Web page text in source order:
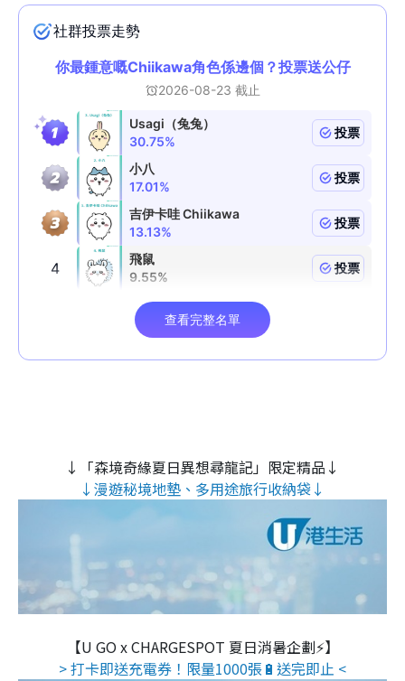
↓「森境奇緣夏日異想尋龍記」限定精品↓
↓漫遊秘境地墊、多用途旅行收納袋↓
【U GO x CHARGESPOT 夏日消暑企劃⚡】
> 打卡即送充電券！限量1000張🔋送完即止 <